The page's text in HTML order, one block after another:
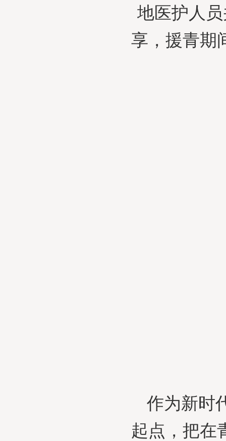
地医护人
享，援青期
作为新时
起点，把在